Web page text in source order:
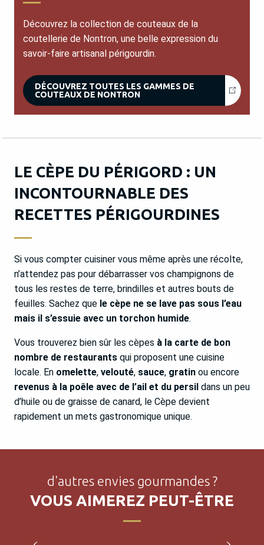
Découvrez la collection de couteaux de la
coutellerie de Nontron, une belle expression du
savoir-faire artisanal périgourdin.
DÉCOUVREZ TOUTES LES GAMMES DE
COUTEAUX DE NONTRON
LE CÈPE DU PÉRIGORD : UN
INCONTOURNABLE DES
RECETTES PÉRIGOURDINES
Si vous compter cuisiner vous même après une récolte,
n’attendez pas pour débarrasser vos champignons de
tous les restes de terre, brindilles et autres bouts de
feuilles. Sachez que le cèpe ne se lave pas sous l’eau
mais il s’essuie avec un torchon humide.
Vous trouverez bien sûr les cèpes à la carte de bon
nombre de restaurants qui proposent une cuisine
locale. En omelette, velouté, sauce, gratin ou encore
revenus à la poêle avec de l’ail et du persil dans un peu
d’huile ou de graisse de canard, le Cèpe devient
rapidement un mets gastronomique unique.
d'autres envies gourmandes ?
VOUS AIMEREZ PEUT-ÊTRE